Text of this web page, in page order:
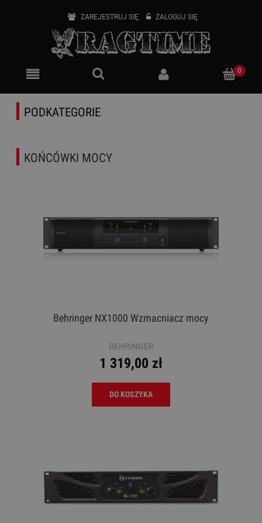
ZAREJESTRUJ SIĘ ZALOGUJ SIĘ
PODKATEGORIE
KOŃCÓWKI MOCY
Behringer NX1000 Wzmacniacz mocy
BEHRINGER
1 319,00 zł
DO KOSZYKA